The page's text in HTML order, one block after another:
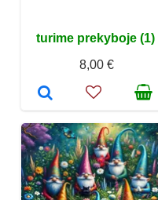
turime prekyboje (1)
8,00 €